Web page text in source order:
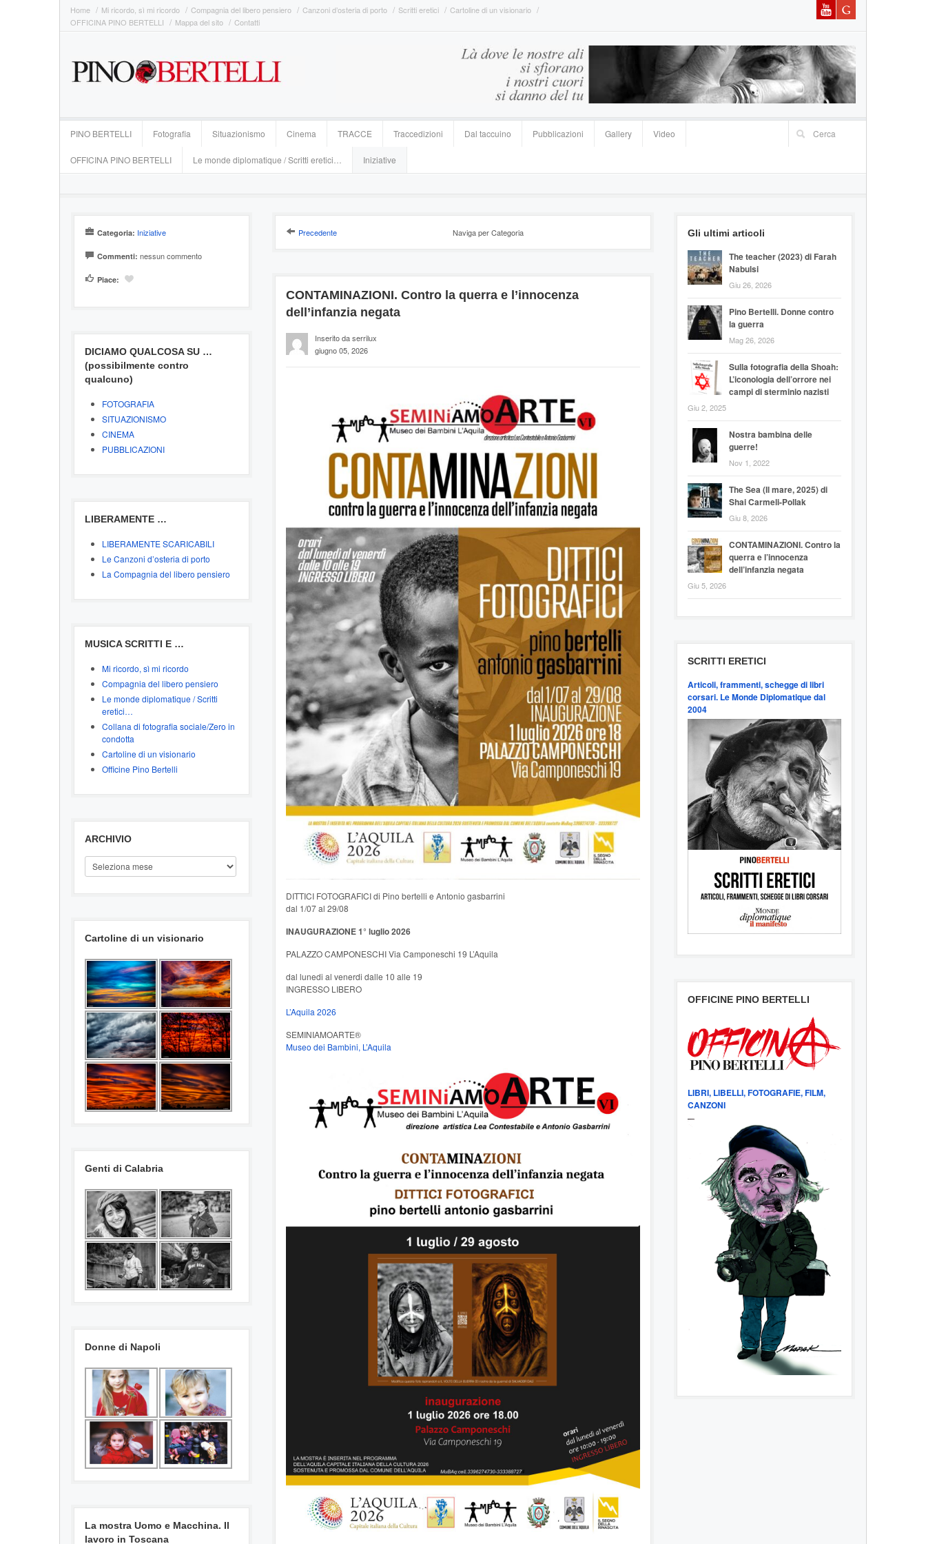
Home Mi ricordo, sì mi ricordo Compagnia del libero pensiero Canzoni d’osteria di porto Scritti eretici
Cartoline di un visionario
OFFICINA PINO BERTELLI
Mappa del sito Contatti
PINO BERTELLI Fotografia Situazionismo Cinema TRACCE Traccedizioni Dal taccuino Pubblicazioni Gallery Video
OFFICINA PINO BERTELLI Le monde diplomatique / Scritti eretici… Iniziative
Categoria: Iniziative
Commenti: nessun commento
Piace:
DICIAMO QUALCOSA SU …
(possibilmente contro
qualcuno)
FOTOGRAFIA
SITUAZIONISMO
CINEMA
PUBBLICAZIONI
LIBERAMENTE …
LIBERAMENTE SCARICABILI
Le Canzoni d’osteria di porto
La Compagnia del libero pensiero
MUSICA SCRITTI E …
Mi ricordo, sì mi ricordo
Compagnia del libero pensiero
Le monde diplomatique / Scritti
eretici…
Collana di fotografia sociale/Zero in
condotta
Cartoline di un visionario
Officine Pino Bertelli
ARCHIVIO
ARCHIVIO
Cartoline di un visionario
Genti di Calabria
Donne di Napoli
La mostra Uomo e Macchina. Il
lavoro in Toscana
Precedente Naviga per Categoria
CONTAMINAZIONI. Contro la querra e l’innocenza
dell’infanzia negata
Inserito da serrilux
giugno 05, 2026
DITTICI FOTOGRAFICI di Pino bertelli e Antonio gasbarrini
dal 1/07 al 29/08
INAUGURAZIONE 1° luglio 2026
PALAZZO CAMPONESCHI Via Camponeschi 19 L’Aquila
dal lunedi al venerdi dalle 10 alle 19
INGRESSO LIBERO
L’Aquila 2026
SEMINIAMOARTE®
Museo dei Bambini, L’Aquila
Gli ultimi articoli
The teacher (2023) di Farah
Nabulsi
Giu 26, 2026
Pino Bertelli. Donne contro
la guerra
Mag 26, 2026
Sulla fotografia della Shoah:
L’iconologia dell’orrore nei
campi di sterminio nazisti
Giu 2, 2025
Nostra bambina delle
guerre!
Nov 1, 2022
The Sea (Il mare, 2025) di
Shai Carmeli-Pollak
Giu 8, 2026
CONTAMINAZIONI. Contro la
querra e l’innocenza
dell’infanzia negata
Giu 5, 2026
SCRITTI ERETICI
Articoli, frammenti, schegge di libri
corsari. Le Monde Diplomatique dal
2004
OFFICINE PINO BERTELLI
LIBRI, LIBELLI, FOTOGRAFIE, FILM,
CANZONI